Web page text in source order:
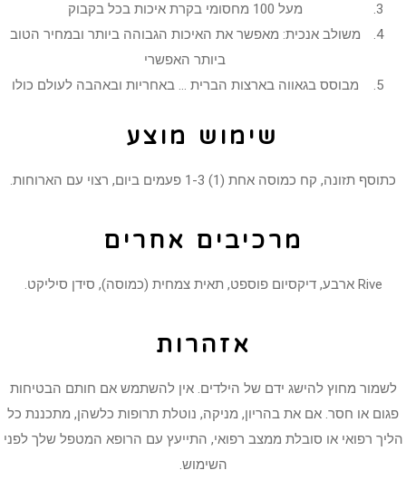
מעל 100 מחסומי בקרת איכות בכל בקבוק
משולב אנכית: מאפשר את האיכות הגבוהה ביותר ובמחיר הטוב
ביותר האפשרי
מבוסס בגאווה בארצות הברית … באחריות ובאהבה לעולם כולו
שימוש מוצע
כתוסף תזונה, קח כמוסה אחת (1) 1-3 פעמים ביום, רצוי עם הארוחות.
מרכיבים אחרים
Rive ארבע, דיקסיום פוספט, תאית צמחית (כמוסה), סידן סיליקט.
אזהרות
לשמור מחוץ להישג ידם של הילדים. אין להשתמש אם חותם הבטיחות
פגום או חסר. אם את בהריון, מניקה, נוטלת תרופות כלשהן, מתכננת כל
הליך רפואי או סובלת ממצב רפואי, התייעץ עם הרופא המטפל שלך לפני
השימוש.